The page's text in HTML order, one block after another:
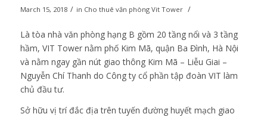
March 15, 2018 / in Cho thuê văn phòng Vit Tower /
Là tòa nhà văn phòng hạng B gồm 20 tầng nổi và 3 tầng
hầm, VIT Tower nằm phố Kim Mã, quận Ba Đình, Hà Nội
và nằm ngay gần nút giao thông Kim Mã – Liễu Giai –
Nguyễn Chí Thanh do Công ty cổ phần tập đoàn VIT làm
chủ đầu tư.
Sở hữu vị trí đắc địa trên tuyến đường huyết mạch giao